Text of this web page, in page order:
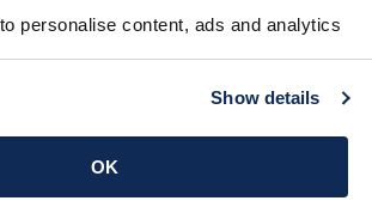
personalise content, ads and analytics
Show details
OK
AGB